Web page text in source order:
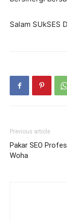
Salam SUkSES
Previous article
Pakar SEO
Woha